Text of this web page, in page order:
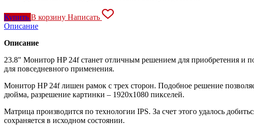
Купить В корзину Написать
Описание
Описание
23.8" Монитор HP 24f станет отличным решением для приобретения и
для повседневного применения.
Монитор HP 24f лишен рамок с трех сторон. Подобное решение
дюйма, разрешение картинки – 1920x1080 пикселей.
Матрица производится по технологии IPS. За счет этого удалось
сохраняется в исходном состоянии.